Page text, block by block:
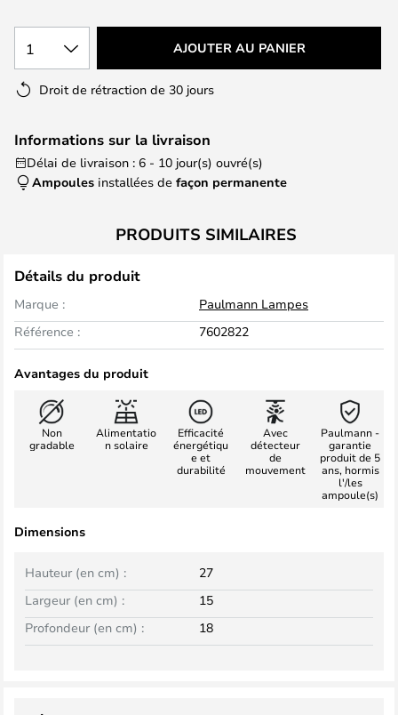
1 AJOUTER AU PANIER
Droit de rétraction de 30 jours
Informations sur la livraison
Délai de livraison : 6 - 10 jour(s) ouvré(s)
Ampoules installées de façon permanente
PRODUITS SIMILAIRES
Détails du produit
Marque :
Paulmann Lampes
Référence :
7602822
Avantages du produit
Non
gradable
Alimentatio
n solaire
Efficacité
énergétiqu
e et
durabilité
Avec
détecteur
de
mouvement
Paulmann -
garantie
produit de 5
ans, hormis
l'/les
ampoule(s)
Dimensions
Largeur (en cm) : 15
Hauteur (en cm) : 27
Profondeur (en cm) : 18